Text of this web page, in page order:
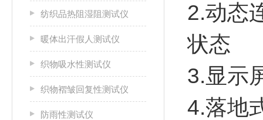
纺织品热阻湿阻测试仪
暖体出汗假人测试仪
织物吸水性测试仪
织物褶皱回复性测试仪
防雨性测试仪
2.动态
状态
3.显示
4.落地